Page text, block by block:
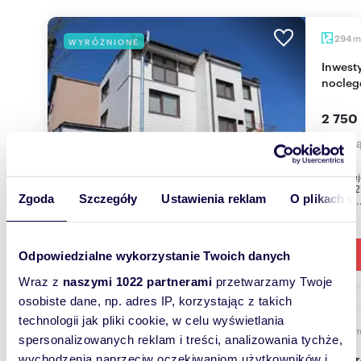
Zgoda Szczegóły Ustawienia reklam O plikach
Odpowiedzialne wykorzystanie Twoich danych
Wraz z naszymi 1022 partnerami przetwarzamy Twoje
osobiste dane, np. adres IP, korzystając z takich
technologii jak pliki cookie, w celu wyświetlania
spersonalizowanych reklam i treści, analizowania tychże,
WYRÓŻNIONE 294 m
Inwestycyjny dom z 14 pokojami i 23 miejscami
2 750
dom
Ząbki
o pow.
WYRÓŻNIONE m